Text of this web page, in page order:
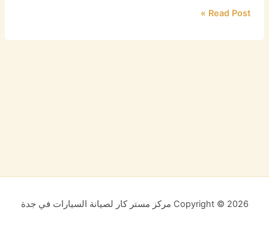
Read Post »
Copyright © 2026 مركز مستر كار لصيانة السيارات في جدة